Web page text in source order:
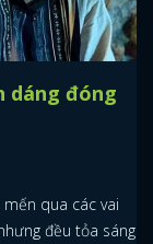
dáng đóng
mến qua các vai
đều tỏa sáng